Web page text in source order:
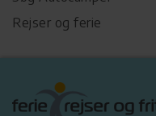
Rejser og ferie